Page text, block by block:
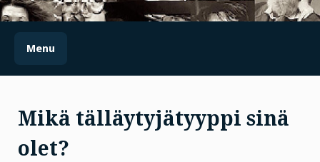
Menu
Mikä tälläytyjätyyppi sinä
olet?